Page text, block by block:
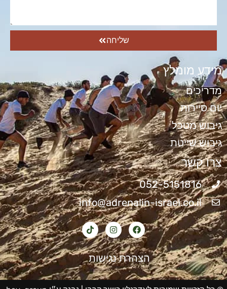
שליחה
מידע מומלץ
מדריכים
יום סיירות
גיבוש מטכל
גיבוש שייטת
צרו קשר
052-5151816
info@adrenalin-israel.co.il
הצהרת נגישות